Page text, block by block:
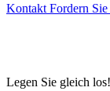
Kontakt Fordern
Legen Sie gleich los!